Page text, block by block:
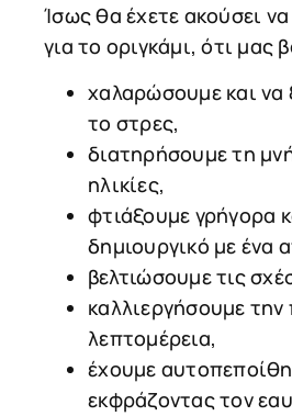
Ίσως θα έχετε ακούσει
για το οριγκάμι, ότι μας
χαλαρώσουμε και
το στρες,
διατηρήσουμε τη
ηλικίες,
φτιάξουμε γρήγορα
δημιουργικό με ένα
βελτιώσουμε τις
καλλιεργήσουμε
λεπτομέρεια,
έχουμε
εκφράζοντας τον